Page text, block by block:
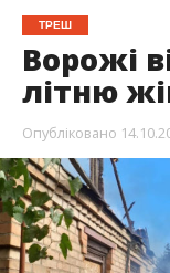
Вдень у У
знову
Про це
Олександр